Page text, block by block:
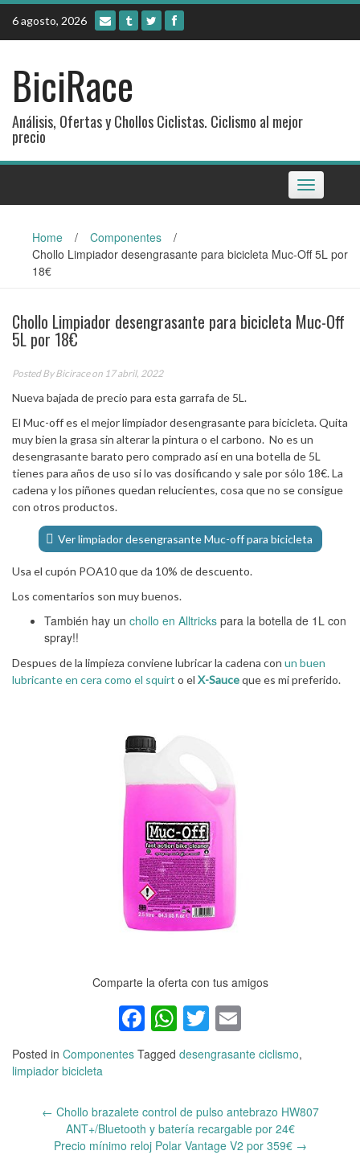
Skip
content
6 agosto, 2026
BiciRace
Análisis, Ofertas y Chollos Ciclistas. Ciclismo al mejor
precio
Toggle
navigation
Home / Componentes
/
Chollo Limpiador desengrasante para bicicleta Muc-Off 5L por
18€
Chollo Limpiador desengrasante para bicicleta Muc-Off
5L por 18€
Posted ByBiciraceon 17 abril, 2022
Nueva bajada de precio para esta garrafa de 5L.
El Muc-off es el mejor limpiador desengrasante para bicicleta. Quita
muy bien la grasa sin alterar la pintura o el carbono. No es un
desengrasante barato pero comprado así en una botella de 5L
tienes para años de uso si lo vas dosificando y sale por sólo 18€. La
cadena y los piñones quedan relucientes, cosa que no se consigue
con otros productos.
Ver limpiador desengrasante Muc-off para bicicleta
Usa el cupón POA10 que da 10% de descuento.
Los comentarios son muy buenos.
También hay un chollo en Alltricks para la botella de 1L con
spray!!
Despues de la limpieza conviene lubricar la cadena con un buen
lubricante en cera como el squirt o el X-Sauceque es mi preferido.
Comparte la oferta con tus amigos
Facebook
WhatsApp
Twitter
Posted in Componentes Tagged desengrasante ciclismo,
limpiador bicicleta
navigation
← Chollo brazalete control de pulso antebrazo HW807
ANT+/Bluetooth y batería recargable por 24€
Precio mínimo reloj Polar Vantage V2 por 359€ →